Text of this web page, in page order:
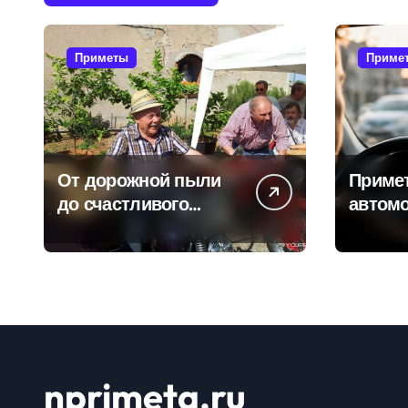
Приметы
От дорожной пыли
до счастливого
километра: самые
распространенные
nprimeta.ru